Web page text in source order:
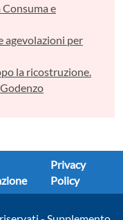
e
agevolazioni per
la ricostruzione.
Privacy
Policy